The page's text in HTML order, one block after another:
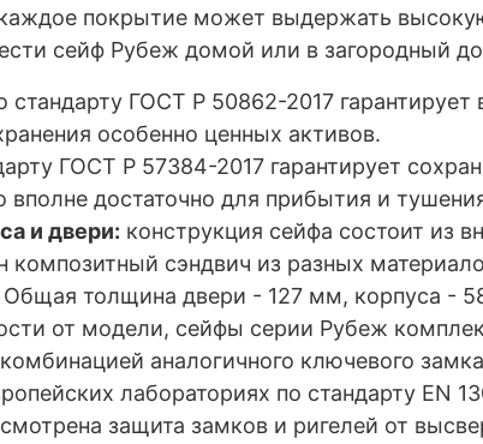
покрытие может выдержать
сейф Рубеж домой или в загородный
стандарту ГОСТ Р 50862-2017
особенно ценных активов.
ГОСТ Р 57384-2017 гарантирует
вполне достаточно для прибытия и
и двери: конструкция сейфа состоит из
сэндвич из разных
Общая толщина двери - 127 мм, корпуса -
от модели, сейфы серии Рубеж
аналогичного ключевого
лабораториях по стандарту EN
защита замков и ригелей от